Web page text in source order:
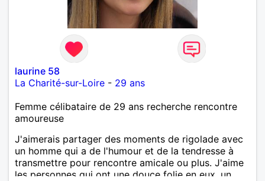
laurine 58
La Charité-sur-Loire - 29 ans
Femme célibataire de 29 ans recherche rencontre
amoureuse
J'aimerais partager des moments de rigolade avec
un homme qui a de l'humour et de la tendresse à
transmettre pour rencontre amicale ou plus. J'aime
les personnes qui ont une douce folie en eux, un